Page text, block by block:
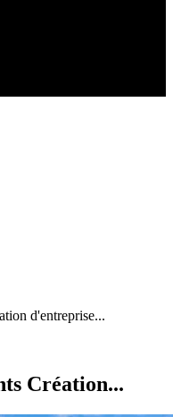
d'entreprise...
Création...